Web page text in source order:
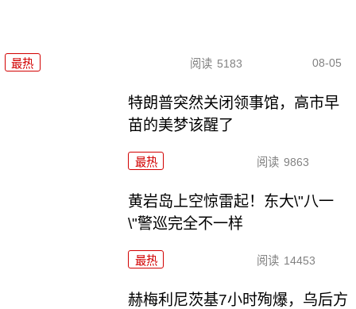
最热 阅读 5183 08-05
特朗普突然关闭领事馆，高市早
苗的美梦该醒了
最热 阅读 9863
黄岩岛上空惊雷起！东大\"八一
\"警巡完全不一样
最热 阅读 14453
赫梅利尼茨基7小时殉爆，乌后方